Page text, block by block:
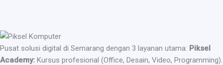
Pusat solusi digital di Semarang dengan 3 layanan utama: Piksel
Academy: Kursus profesional (Office, Desain, Video, Programming).